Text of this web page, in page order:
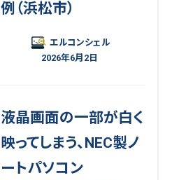
例（浜松市）
エルコンシェル
2026年6月2日
液晶画面の一部が白く
映ってしまう、NEC製ノ
ートパソコン